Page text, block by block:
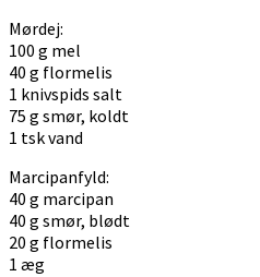
Mørdej:
100 g mel
40 g flormelis
1 knivspids salt
75 g smør, koldt
1 tsk vand
Marcipanfyld:
40 g marcipan
40 g smør, blødt
20 g flormelis
1 æg